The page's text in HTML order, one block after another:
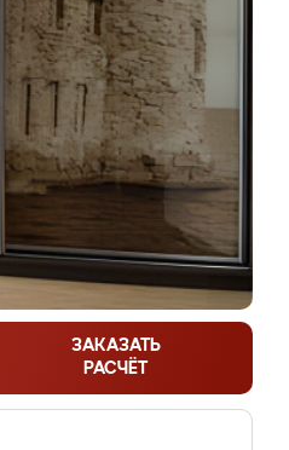
ЗАКАЗАТЬ
РАСЧЁТ